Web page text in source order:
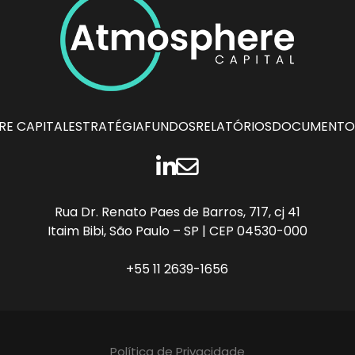
CAPITALESTRATÉGIAFUNDOSRELATÓRIOS
LINKEDIN
CONTATO
Rua Dr. Renato Paes de Barros, 717, cj 41
Itaim Bibi, São Paulo – SP | CEP 04530-000
+55 11 2639-1656
Política de Privacidade